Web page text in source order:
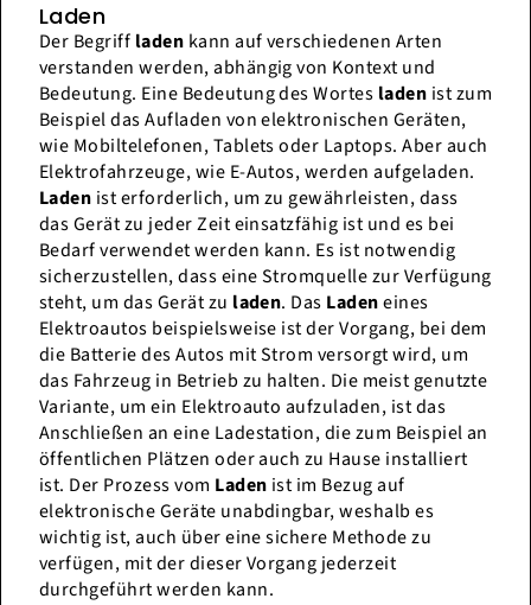
Laden
Der Begriff laden kann auf verschiedenen Arten
verstanden werden, abhängig von Kontext und
Bedeutung. Eine Bedeutung des Wortes laden ist zum
Beispiel das Aufladen von elektronischen Geräten,
wie Mobiltelefonen, Tablets oder Laptops. Aber auch
Elektrofahrzeuge, wie E-Autos, werden aufgeladen.
Laden ist erforderlich, um zu gewährleisten, dass
das Gerät zu jeder Zeit einsatzfähig ist und es bei
Bedarf verwendet werden kann. Es ist notwendig
sicherzustellen, dass eine Stromquelle zur Verfügung
steht, um das Gerät zu laden. Das Ladeneines
Elektroautos beispielsweise ist der Vorgang, bei dem
die Batterie des Autos mit Strom versorgt wird, um
das Fahrzeug in Betrieb zu halten. Die meist genutzte
Variante, um ein Elektroauto aufzuladen, ist das
Anschließen an eine Ladestation, die zum Beispiel an
öffentlichen Plätzen oder auch zu Hause installiert
ist. Der Prozess vom Laden ist im Bezug auf
elektronische Geräte unabdingbar, weshalb es
wichtig ist, auch über eine sichere Methode zu
verfügen, mit der dieser Vorgang jederzeit
durchgeführt werden kann.